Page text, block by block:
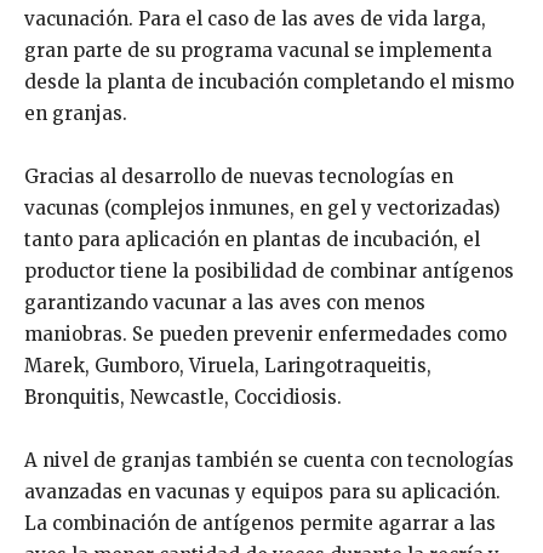
vacunación. Para el caso de las aves de vida larga,
gran parte de su programa vacunal se implementa
desde la planta de incubación completando el mismo
en granjas.
Gracias al desarrollo de nuevas tecnologías en
vacunas (complejos inmunes, en gel y vectorizadas)
tanto para aplicación en plantas de incubación, el
productor tiene la posibilidad de combinar antígenos
garantizando vacunar a las aves con menos
maniobras. Se pueden prevenir enfermedades como
Marek, Gumboro, Viruela, Laringotraqueitis,
Bronquitis, Newcastle, Coccidiosis.
A nivel de granjas también se cuenta con tecnologías
avanzadas en vacunas y equipos para su aplicación.
La combinación de antígenos permite agarrar a las